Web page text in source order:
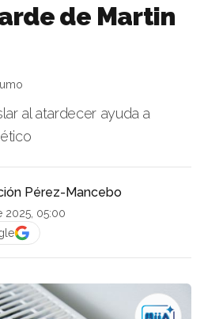
de Martin
al atardecer ayuda a
Pérez-Mancebo
2025, 05:00